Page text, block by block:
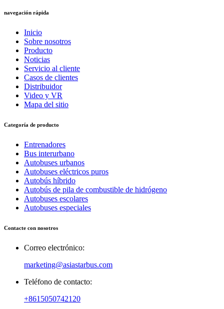
navegación rápida
Inicio
Sobre nosotros
Producto
Noticias
Servicio al cliente
Casos de clientes
Distribuidor
Video y VR
Mapa del sitio
Categoría de producto
Entrenadores
Bus interurbano
Autobuses urbanos
Autobuses eléctricos puros
Autobús híbrido
Autobús de pila de combustible de hidrógeno
Autobuses escolares
Autobuses especiales
Contacte con nosotros
Correo electrónico:
marketing@asiastarbus.com
Teléfono de contacto:
+8615050742120